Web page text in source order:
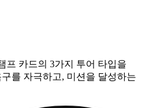
프 카드의 3가지 투어 타입을
를 자극하고, 미션을 달성하는